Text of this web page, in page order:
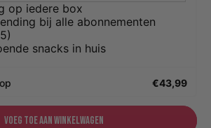
op iedere box
bij alle abonnementen
snacks in huis
€43,99
Voeg toe aan winkelwagen